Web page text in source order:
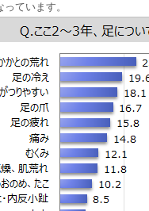
ています。